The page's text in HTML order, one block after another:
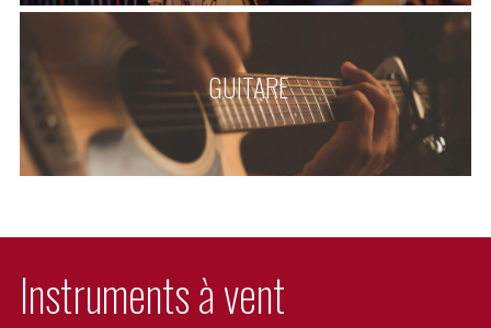
GUITARE
Instruments à vent